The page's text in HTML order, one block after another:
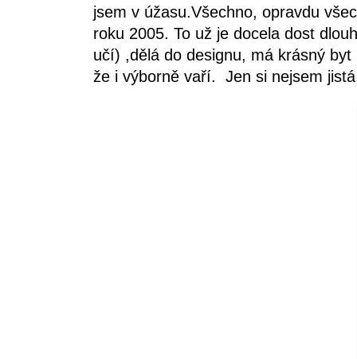
jsem v úžasu.Všechno, opravdu
roku 2005. To už je docela dost
učí) ,dělá do designu, má krásný
že i výborně vaří. Jen si nejsem